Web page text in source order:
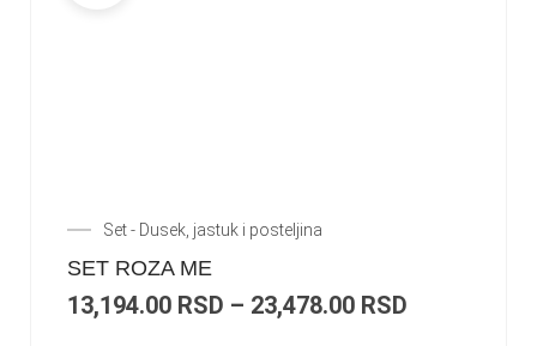
Set - Dusek, jastuk i posteljina
SET ROZA ME
13,194.00 RSD – 23,478.00 RSD